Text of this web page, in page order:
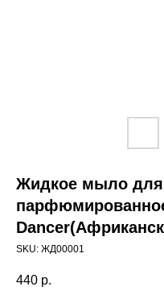
Жидкое мыло для
SKU: ЖД00001
440 р.